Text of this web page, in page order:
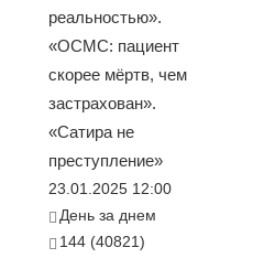
реальностью».
«ОСМС: пациент
скорее мёртв, чем
застрахован».
«Сатира не
преступление»
23.01.2025 12:00
День за днем
144 (40821)